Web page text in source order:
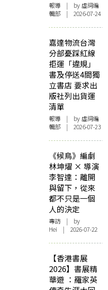
報導 | by 虛詞編
輯部 | 2026-07-24
嘉達物流台灣
分部憂踩紅線
拒運「違規」
書及停送4間獨
立書店 要求出
版社列出貨運
清單
報導 | by 虛詞編
輯部 | 2026-07-23
《候鳥》編劇
林坤燿 × 導演
李智達：離開
與留下，從來
都不只是一個
人的決定
專訪 | by
Hei | 2026-07-22
【香港書展
2026】書展精
華遊 ：羅家英